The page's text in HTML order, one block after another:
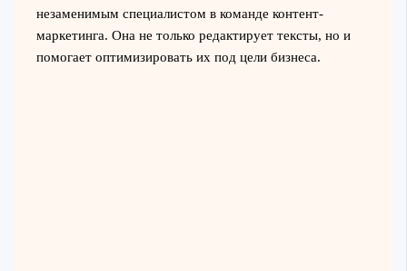
незаменимым специалистом в команде контент-
маркетинга. Она не только редактирует тексты, но и
помогает оптимизировать их под цели бизнеса.